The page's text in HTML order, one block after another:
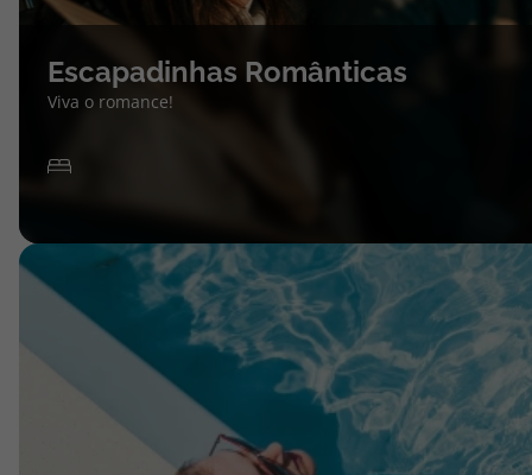
Escapadinhas Românticas
Viva o romance!